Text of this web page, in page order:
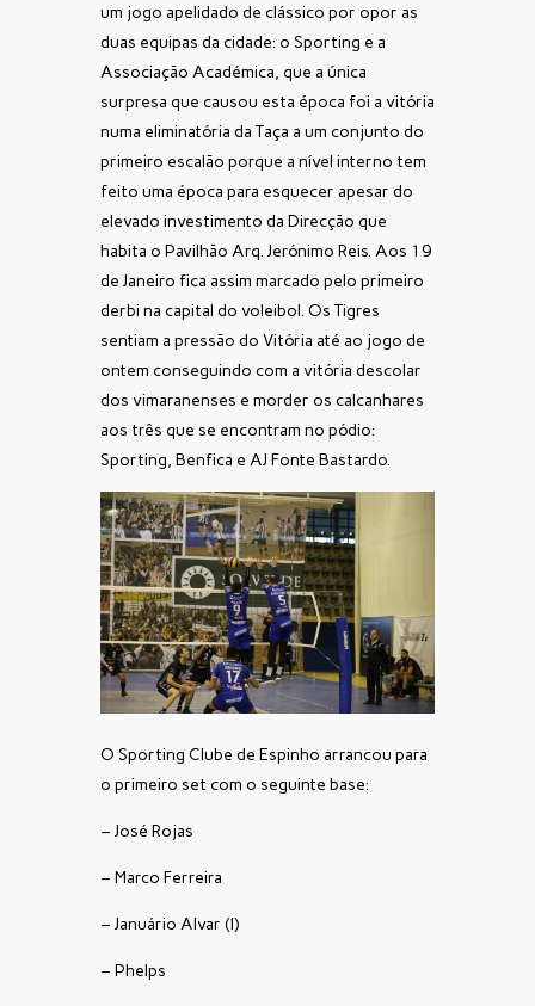
um jogo apelidado de clássico por opor as
duas equipas da cidade: o Sporting e a
Associação Académica, que a única
surpresa que causou esta época foi a vitória
numa eliminatória da Taça a um conjunto do
primeiro escalão porque a nível interno tem
feito uma época para esquecer apesar do
elevado investimento da Direcção que
habita o Pavilhão Arq. Jerónimo Reis. Aos 19
de Janeiro fica assim marcado pelo primeiro
derbi na capital do voleibol. Os Tigres
sentiam a pressão do Vitória até ao jogo de
ontem conseguindo com a vitória descolar
dos vimaranenses e morder os calcanhares
aos três que se encontram no pódio:
Sporting, Benfica e AJ Fonte Bastardo.
O Sporting Clube de Espinho arrancou para
o primeiro set com o seguinte base:
– José Rojas
– Marco Ferreira
– Januário Alvar (l)
– Phelps